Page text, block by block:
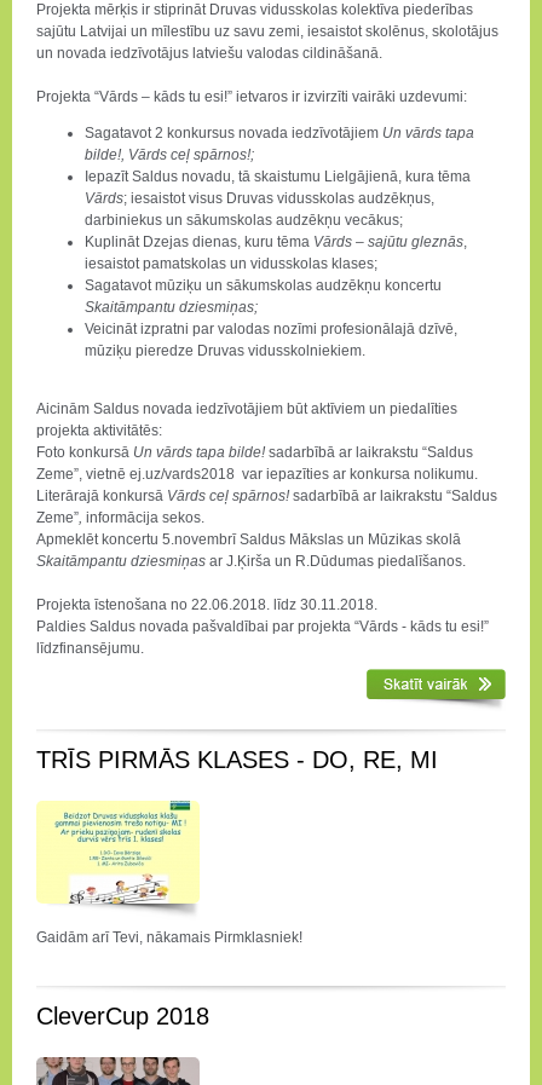
Projekta mērķis ir stiprināt Druvas vidusskolas kolektīva piederības
sajūtu Latvijai un mīlestību uz savu zemi, iesaistot skolēnus, skolotājus
un novada iedzīvotājus latviešu valodas cildināšanā.
Projekta “Vārds – kāds tu esi!” ietvaros ir izvirzīti vairāki uzdevumi:
Sagatavot 2 konkursus novada iedzīvotājiem Un vārds tapa
bilde!, Vārds ceļ spārnos!;
Iepazīt Saldus novadu, tā skaistumu Lielgājienā, kura tēma
Vārds; iesaistot visus Druvas vidusskolas audzēkņus,
darbiniekus un sākumskolas audzēkņu vecākus;
Kuplināt Dzejas dienas, kuru tēma Vārds – sajūtu gleznās,
iesaistot pamatskolas un vidusskolas klases;
Sagatavot mūziķu un sākumskolas audzēkņu koncertu
Skaitāmpantu dziesmiņas;
Veicināt izpratni par valodas nozīmi profesionālajā dzīvē,
mūziķu pieredze Druvas vidusskolniekiem.
Aicinām Saldus novada iedzīvotājiem būt aktīviem un piedalīties
projekta aktivitātēs:
Foto konkursā Un vārds tapa bilde! sadarbībā ar laikrakstu “Saldus
Zeme”, vietnē ej.uz/vards2018 var iepazīties ar konkursa nolikumu.
Literārajā konkursā Vārds ceļ spārnos! sadarbībā ar laikrakstu “Saldus
Zeme”, informācija sekos.
Apmeklēt koncertu 5.novembrī Saldus Mākslas un Mūzikas skolā
Skaitāmpantu dziesmiņas ar J.Ķirša un R.Dūdumas piedalīšanos.
Projekta īstenošana no 22.06.2018. līdz 30.11.2018.
Paldies Saldus novada pašvaldībai par projekta “Vārds - kāds tu esi!”
līdzfinansējumu.
TRĪS PIRMĀS KLASES - DO, RE, MI
Gaidām arī Tevi, nākamais Pirmklasniek!
CleverCup 2018